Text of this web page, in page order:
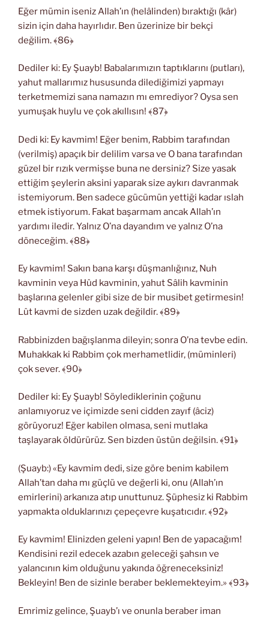
Eğer mümin iseniz Allah’ın (helâlinden) bıraktığı (kâr)
sizin için daha hayırlıdır. Ben üzerinize bir bekçi
değilim. ﴾86﴿
Dediler ki: Ey Şuayb! Babalarımızın taptıklarını (putları),
yahut mallarımız hususunda dilediğimizi yapmayı
terketmemizi sana namazın mı emrediyor? Oysa sen
yumuşak huylu ve çok akıllısın! ﴾87﴿
Dedi ki: Ey kavmim! Eğer benim, Rabbim tarafından
(verilmiş) apaçık bir delilim varsa ve O bana tarafından
güzel bir rızık vermişse buna ne dersiniz? Size yasak
ettiğim şeylerin aksini yaparak size aykırı davranmak
istemiyorum. Ben sadece gücümün yettiği kadar ıslah
etmek istiyorum. Fakat başarmam ancak Allah’ın
yardımı iledir. Yalnız O’na dayandım ve yalnız O’na
döneceğim. ﴾88﴿
Ey kavmim! Sakın bana karşı düşmanlığınız, Nuh
kavminin veya Hûd kavminin, yahut Sâlih kavminin
başlarına gelenler gibi size de bir musibet getirmesin!
Lût kavmi de sizden uzak değildir. ﴾89﴿
Rabbinizden bağışlanma dileyin; sonra O’na tevbe edin.
Muhakkak ki Rabbim çok merhametlidir, (müminleri)
çok sever. ﴾90﴿
Dediler ki: Ey Şuayb! Söylediklerinin çoğunu
anlamıyoruz ve içimizde seni cidden zayıf (âciz)
görüyoruz! Eğer kabilen olmasa, seni mutlaka
taşlayarak öldürürüz. Sen bizden üstün değilsin. ﴾91﴿
(Şuayb:) «Ey kavmim dedi, size göre benim kabilem
Allah’tan daha mı güçlü ve değerli ki, onu (Allah’ın
emirlerini) arkanıza atıp unuttunuz. Şüphesiz ki Rabbim
yapmakta olduklarınızı çepeçevre kuşatıcıdır. ﴾92﴿
Ey kavmim! Elinizden geleni yapın! Ben de yapacağım!
Kendisini rezil edecek azabın geleceği şahsın ve
yalancının kim olduğunu yakında öğreneceksiniz!
Bekleyin! Ben de sizinle beraber beklemekteyim.» ﴾93﴿
Emrimiz gelince, Şuayb’ı ve onunla beraber iman